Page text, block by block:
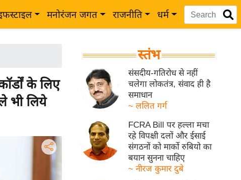
मनोरंजन जगत राजनीति धर्म
के लिए
भी लिये
स्तंभ
संसदीय-गतिरोध से नहीं
चलेगा लोकतंत्र, संवाद ही है
समाधान
~ ललित गर्ग
FCRA Bill पर हल्ला मचा
रहे विपक्षी दलों और ईसाई
संगठनों को मार्को रुबियो का
बयान सुनना चाहिए
~ नीरज कुमार दुबे